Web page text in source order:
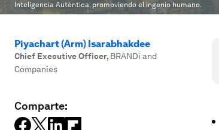
Inteligencia Auténtica: promoviendo el ingenio humano.
Piyachart (Arm) Isarabhakdee
Chief Executive Officer, BRANDi and
Companies
Comparte: